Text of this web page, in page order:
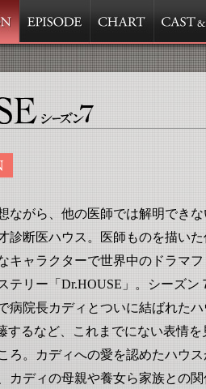
ながら、他の医師では解明でき
診断医ハウス。医師ものを描い
キャラクターで世界中のドラマ
テリー「Dr.HOUSE」。シーズン
病院長カディとついに結ばれた
するなど、これまでにない表情
ろ。カディへの愛を認めたハウ
カディの母親や養女ら家族との